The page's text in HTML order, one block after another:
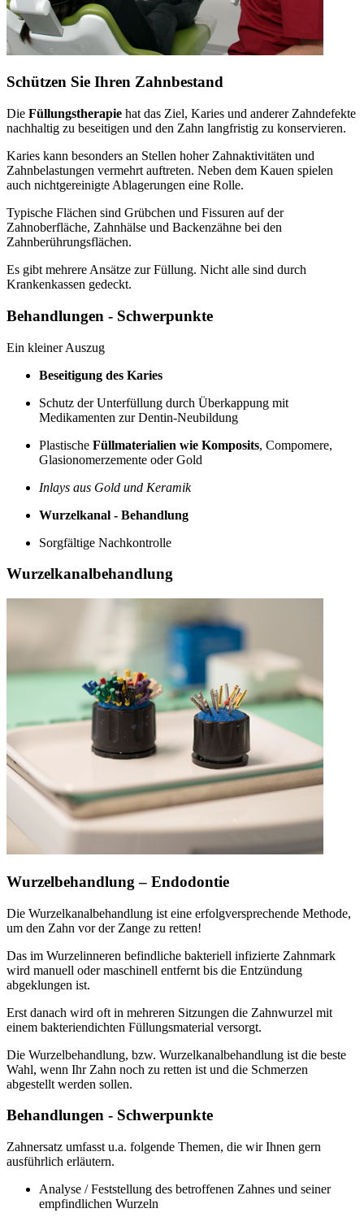
Schützen Sie Ihren Zahnbestand
Die Füllungstherapie hat das Ziel, Karies und anderer Zahndefekte
nachhaltig zu beseitigen und den Zahn langfristig zu konservieren.
Karies kann besonders an Stellen hoher Zahnaktivitäten und
Zahnbelastungen vermehrt auftreten. Neben dem Kauen spielen
auch nichtgereinigte Ablagerungen eine Rolle.
Typische Flächen sind Grübchen und Fissuren auf der
Zahnoberfläche, Zahnhälse und Backenzähne bei den
Zahnberührungsflächen.
Es gibt mehrere Ansätze zur Füllung. Nicht alle sind durch
Krankenkassen gedeckt.
Behandlungen - Schwerpunkte
Ein kleiner Auszug
Beseitigung des Karies
Schutz der Unterfüllung durch Überkappung mit
Medikamenten zur Dentin-Neubildung
Plastische Füllmaterialien wie Komposits, Compomere,
Glasionomerzemente oder Gold
Inlays aus Gold und Keramik
Wurzelkanal - Behandlung
Sorgfältige Nachkontrolle
Wurzelkanalbehandlung
Wurzelbehandlung – Endodontie
Die Wurzelkanalbehandlung ist eine erfolgversprechende Methode,
um den Zahn vor der Zange zu retten!
Das im Wurzelinneren befindliche bakteriell infizierte Zahnmark
wird manuell oder maschinell entfernt bis die Entzündung
abgeklungen ist.
Erst danach wird oft in mehreren Sitzungen die Zahnwurzel mit
einem bakteriendichten Füllungsmaterial versorgt.
Die Wurzelbehandlung, bzw. Wurzelkanalbehandlung ist die beste
Wahl, wenn Ihr Zahn noch zu retten ist und die Schmerzen
abgestellt werden sollen.
Behandlungen - Schwerpunkte
Zahnersatz umfasst u.a. folgende Themen, die wir Ihnen gern
ausführlich erläutern.
Analyse / Feststellung des betroffenen Zahnes und seiner
empfindlichen Wurzeln